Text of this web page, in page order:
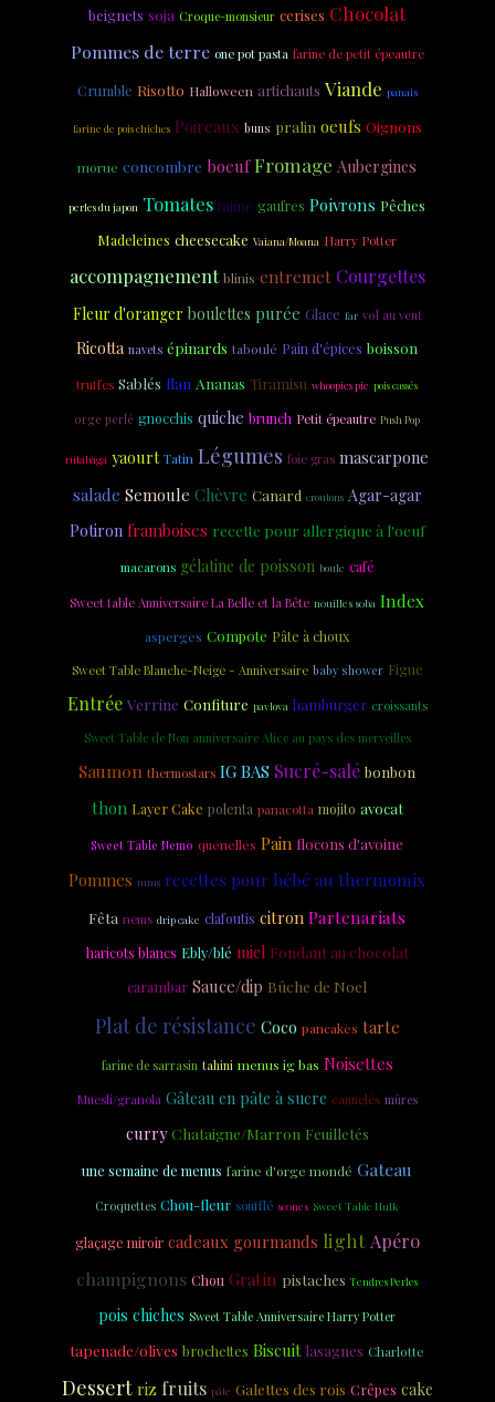
beignets soja Croque-monsieur cerises Chocolat
Pommes de terre one pot pasta farine de petit épeautre
Crumble Risotto Halloween artichauts Viande panais
farine de pois chiches Poireaux buns pralin oeufs Oignons
morue concombre boeuf Fromage Aubergines
perles du japon Tomates tajine gaufres Poivrons Pêches
Madeleines cheesecake Vaiana/Moana Harry Potter
accompagnement blinis entremet Courgettes
Fleur d'oranger boulettes purée Glace far vol au vent
Ricotta navets épinards taboulé Pain d'épices boisson
truffes Sablés flan Ananas Tiramisu whoopies pie pois cassés
orge perlé gnocchis quiche brunch Petit épeautre Push Pop
rutabaga yaourt Tatin Légumes foie gras mascarpone
salade Semoule Chèvre Canard croutons Agar-agar
Potiron framboises recette pour allergique à l'oeuf
macarons gélatine de poisson boule café
Sweet table Anniversaire La Belle et la Bête nouilles soba Index
asperges Compote Pâte à choux
Sweet Table Blanche-Neige - Anniversaire baby shower Figue
Entrée Verrine Confiture pavlova hamburger croissants
Sweet Table de Non anniversaire Alice au pays des merveilles
Saumon thermostars IG BAS Sucré-salé bonbon
thon Layer Cake polenta panacotta mojito avocat
Sweet Table Nemo quenelles Pain flocons d'avoine
Pommes mms recettes pour bébé au thermomix
Fêta nems drip cake clafoutis citron Partenariats
haricots blancs Ebly/blé miel Fondant au chocolat
carambar Sauce/dip Bûche de Noel
Plat de résistance Coco pancakes tarte
farine de sarrasin tahini menus ig bas Noisettes
Muesli/granola Gâteau en pâte à sucre cannelés mûres
curry Chataigne/Marron Feuilletés
une semaine de menus farine d'orge mondé Gateau
Croquettes Chou-fleur soufflé scones Sweet Table Hulk
glaçage miroir cadeaux gourmands lightApéro
champignons Chou Gratin pistaches Tendres Perles
pois chiches Sweet Table Anniversaire Harry Potter
tapenade/olives brochettes Biscuit lasagnes Charlotte
Dessert riz fruits pâte Galettes des rois Crêpes cake